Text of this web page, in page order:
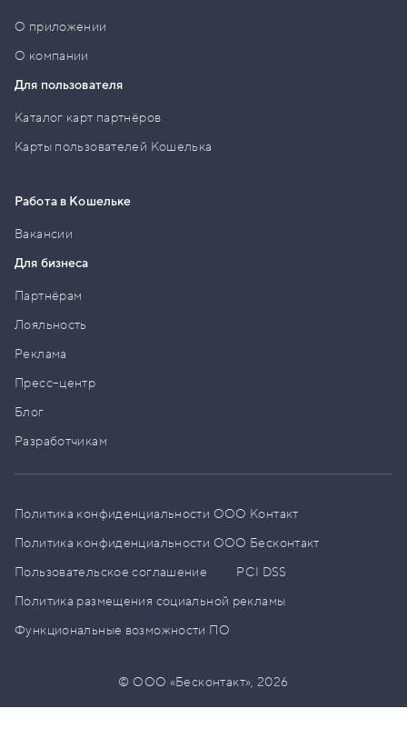
О приложении
О компании
Для пользователя
Каталог карт партнёров
Карты пользователей Кошелька
Работа в Кошельке
Вакансии
Для бизнеса
Партнёрам
Лояльность
Реклама
Пресс–центр
Блог
Разработчикам
Политика конфиденциальности ООО Контакт
Политика конфиденциальности ООО Бесконтакт
Пользовательское соглашение
PCI DSS
Политика размещения социальной рекламы
Функциональные возможности ПО
© ООО «Бесконтакт»,2026